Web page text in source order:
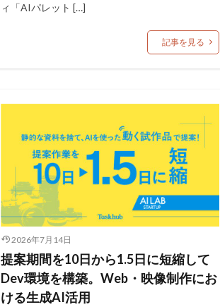
ィ「AIパレット […]
記事を見る
2026年7月14日
提案期間を10日から1.5日に短縮して
Dev環境を構築。Web・映像制作にお
ける生成AI活用